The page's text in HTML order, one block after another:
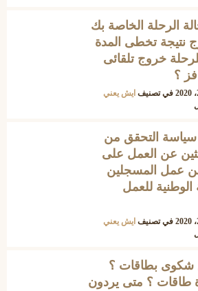
الرحلة الخاصة بك
نتيجة تخطى المدة
خروج تلقائى
؟
في تصنيف ايش يعني
سياسة التحقق من
عن العمل على
عن عمل المسجلين
الوطنية للعمل
في تصنيف ايش يعني
شكوى بطاقات ؟
طاقات ؟ متى يردون